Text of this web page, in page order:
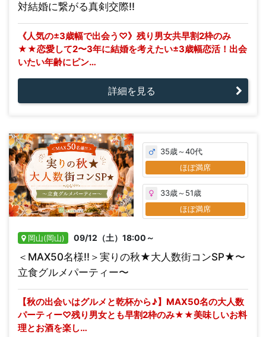
対結婚に繋がる真剣交際!!
《人気の±3歳幅で出会う♡》残り男女共早割2枠のみ
★★恋愛して2〜3年に結婚を考えたい±3歳幅恋活！出会
いたい年齢にピン…
詳細を見る
35歳～40代
ほぼ満席
33歳～51歳
ほぼ満席
岡山(岡山) 09/12（土）18:00～
＜MAX50名様!!＞実りの秋★大人数街コンSP★〜
立食グルメパーティー〜
【秋の出会いはグルメと乾杯から♪】MAX50名の大人数
パーティー♡残り男女とも早割2枠のみ★★美味しいお料
理とお酒を楽し…